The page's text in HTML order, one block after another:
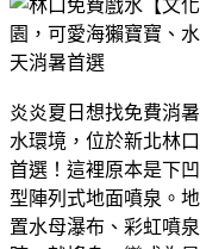
炎炎夏日想找免費消
水環境，位於新北林
首選！這裡原本是下
型陣列式地面噴泉。
置水母瀑布、彩虹噴